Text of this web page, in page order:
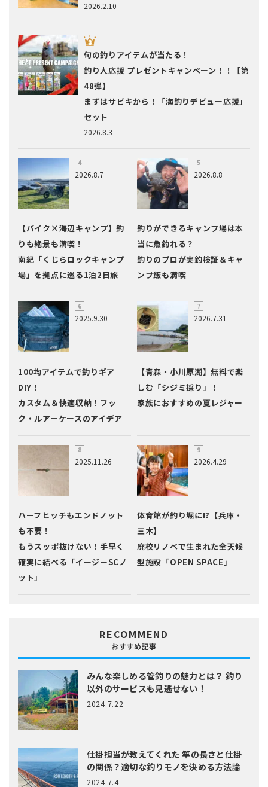
2026.2.10
2026.8.3
旬の釣りアイテムが当たる！
釣り人応援 プレゼントキャンペーン！！【第
48弾】
まずはサビキから！「海釣りデビュー応援」
セット
2026.8.7
【バイク×海辺キャンプ】釣
りも絶景も満喫！
南紀「くじらロックキャンプ
場」を拠点に巡る1泊2日旅
2026.8.8
釣りができるキャンプ場は本
当に魚釣れる？
釣りのプロが実釣検証＆キャ
ンプ飯も満喫
2025.9.30
100均アイテムで釣りギア
DIY！
カスタム＆快適収納！フッ
ク・ルアーケースのアイデア
2026.7.31
【青森・小川原湖】無料で楽
しむ「シジミ採り」！
家族におすすめの夏レジャー
2025.11.26
ハーフヒッチもエンドノット
も不要！
もうスッポ抜けない！手早く
確実に結べる「イージーSCノ
ット」
2026.4.29
体育館が釣り堀に!?【兵庫・
三木】
廃校リノベで生まれた全天候
型施設「OPEN SPACE」
RECOMMEND
おすすめ記事
みんな楽しめる管釣りの魅力とは？ 釣り
以外のサービスも見逃せない！
2024.7.22
仕掛担当が教えてくれた竿の長さと仕掛
の関係？適切な釣りモノを決める方法論
2024.7.4